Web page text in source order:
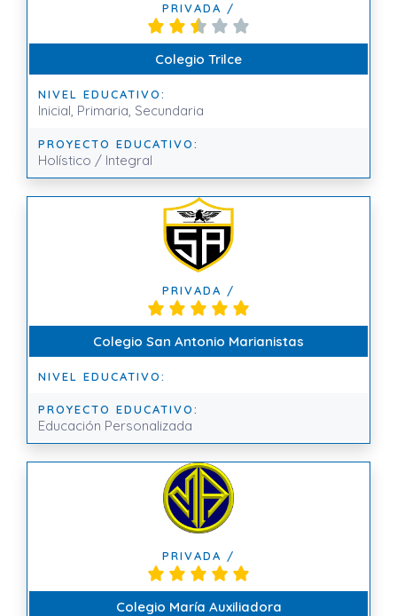
PRIVADA /
Colegio Trilce
NIVEL EDUCATIVO:
Inicial, Primaria, Secundaria
PROYECTO EDUCATIVO:
Holístico / Integral
PRIVADA /
Colegio San Antonio Marianistas
NIVEL EDUCATIVO:
PROYECTO EDUCATIVO:
Educación Personalizada
PRIVADA /
Colegio María Auxiliadora